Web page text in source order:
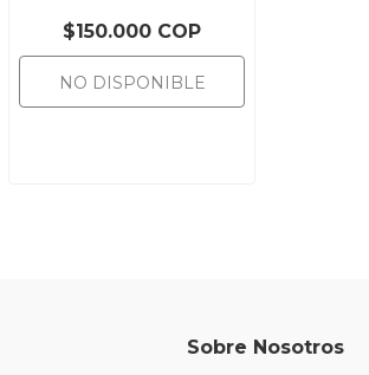
$150.000 COP
NO DISPONIBLE
Sobre Nosotros